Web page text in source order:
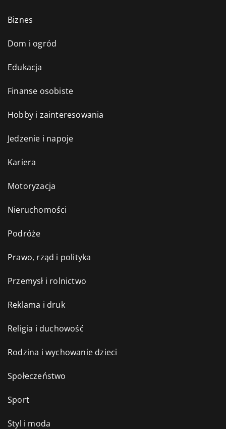
Biznes
Dom i ogród
Edukacja
Finanse osobiste
Hobby i zainteresowania
Jedzenie i napoje
Kariera
Motoryzacja
Nieruchomości
Podróże
Prawo, rząd i polityka
Przemysł i rolnictwo
Reklama i druk
Religia i duchowość
Rodzina i wychowanie dzieci
Społeczeństwo
Sport
Styl i moda